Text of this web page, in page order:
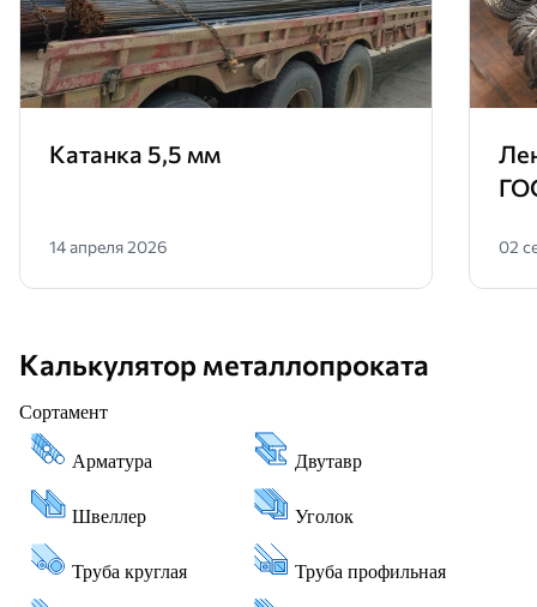
Катанка 5,5 мм
14 апреля 2026 02
Калькулятор металлопроката